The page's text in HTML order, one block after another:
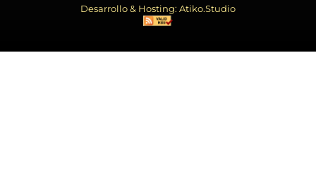
Desarrollo & Hosting: Atiko.Studio